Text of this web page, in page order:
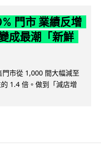
門市 業績反增
成最潮「新鮮
門市從 1,000 間大幅減至
1.4 倍。做到「減店增